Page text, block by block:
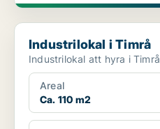
Industrilokal i Timrå
Industrilokal i Timrå
Industrilokal att hyra i Timrå
Areal
Ca. 110 m2